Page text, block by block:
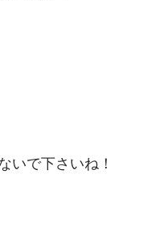
いで下さいね！